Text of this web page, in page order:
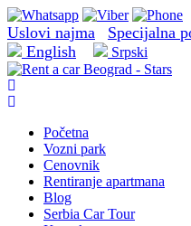
Uslovi najma
Specijalna
English
Srpski
Početna
Vozni park
Cenovnik
Rentiranje apartmana
Blog
Serbia Car Tour